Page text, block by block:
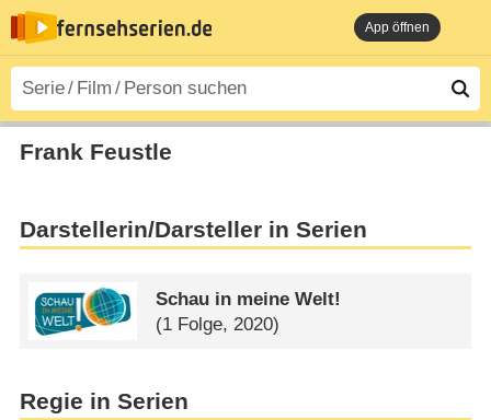
App öffnen
Frank Feustle
Darstellerin/Darsteller in Serien
Schau in meine Welt!
(1 Folge, 2020)
Regie in Serien